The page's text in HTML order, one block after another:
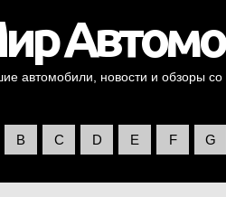
автомобили, новости и обзоры со
B C D E F G